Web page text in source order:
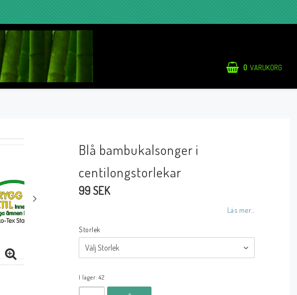
0 VARUKORG
Blå bambukalsonger i
centilongstorlekar
99 SEK
Läs mer...
Storlek
I lager: 42